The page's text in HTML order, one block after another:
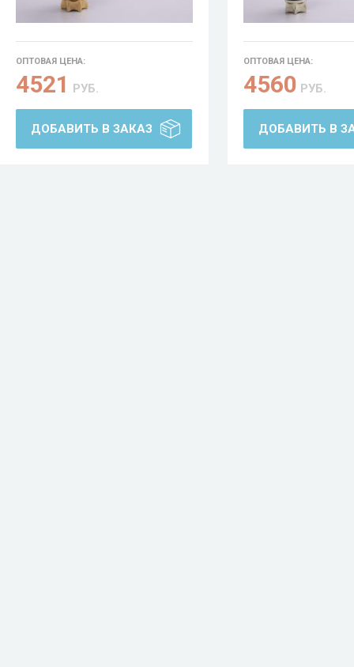
ОПТОВАЯ ЦЕНА:
4521 РУБ.
ДОБАВИТЬ В ЗАКАЗ
ОПТОВАЯ ЦЕНА:
4560 РУБ.
ДОБАВИТЬ В